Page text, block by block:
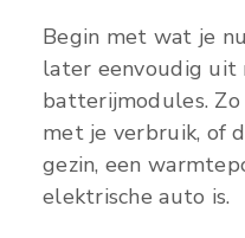
Begin met wat je
later eenvoudig uit
batterijmodules.
met je verbruik, of
gezin, een
elektrische auto is.